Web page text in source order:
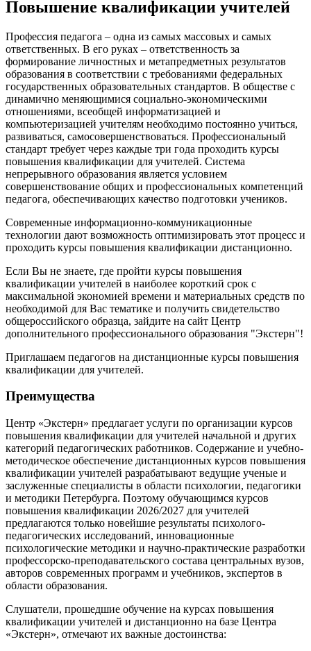
Повышение квалификации учителей
Профессия педагога – одна из самых массовых и самых
ответственных. В его руках – ответственность за
формирование личностных и метапредметных результатов
образования в соответствии с требованиями федеральных
государственных образовательных стандартов. В обществе с
динамично меняющимися социально-экономическими
отношениями, всеобщей информатизацией и
компьютеризацией учителям необходимо постоянно учиться,
развиваться, самосовершенствоваться. Профессиональный
стандарт требует через каждые три года проходить курсы
повышения квалификации для учителей. Система
непрерывного образования является условием
совершенствование общих и профессиональных компетенций
педагога, обеспечивающих качество подготовки учеников.
Современные информационно-коммуникационные
технологии дают возможность оптимизировать этот процесс и
проходить курсы повышения квалификации дистанционно.
Если Вы не знаете, где пройти курсы повышения
квалификации учителей в наиболее короткий срок с
максимальной экономией времени и материальных средств по
необходимой для Вас тематике и получить свидетельство
общероссийского образца, зайдите на сайт Центр
дополнительного профессионального образования "Экстерн"!
Приглашаем педагогов на дистанционные курсы повышения
квалификации для учителей.
Преимущества
Центр «Экстерн» предлагает услуги по организации курсов
повышения квалификации для учителей начальной и других
категорий педагогических работников. Содержание и учебно-
методическое обеспечение дистанционных курсов повышения
квалификации учителей разрабатывают ведущие ученые и
заслуженные специалисты в области психологии, педагогики
и методики Петербурга. Поэтому обучающимся курсов
повышения квалификации 2026/2027 для учителей
предлагаются только новейшие результаты психолого-
педагогических исследований, инновационные
психологические методики и научно-практические разработки
профессорско-преподавательского состава центральных вузов,
авторов современных программ и учебников, экспертов в
области образования.
Слушатели, прошедшие обучение на курсах повышения
квалификации учителей и дистанционно на базе Центра
«Экстерн», отмечают их важные достоинства: